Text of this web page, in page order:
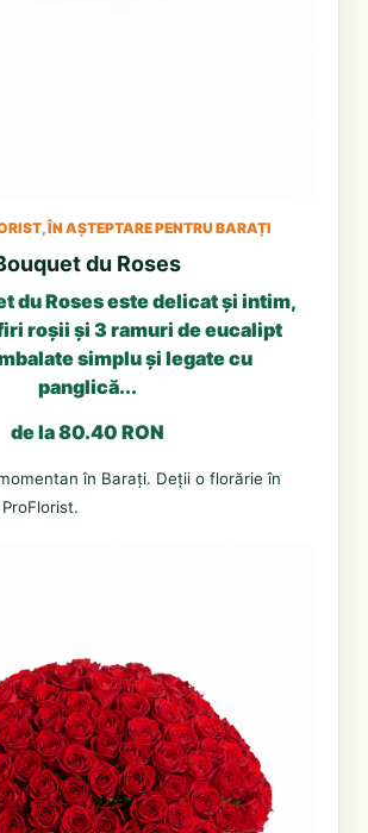
ÎN AȘTEPTARE PENTRU BARAȚI
du Roses
du Roses este delicat și intim,
roșii și 3 ramuri de eucalipt
simplu și legate cu
panglică...
de la 80.40 RON
în Barați. Deții o florărie în